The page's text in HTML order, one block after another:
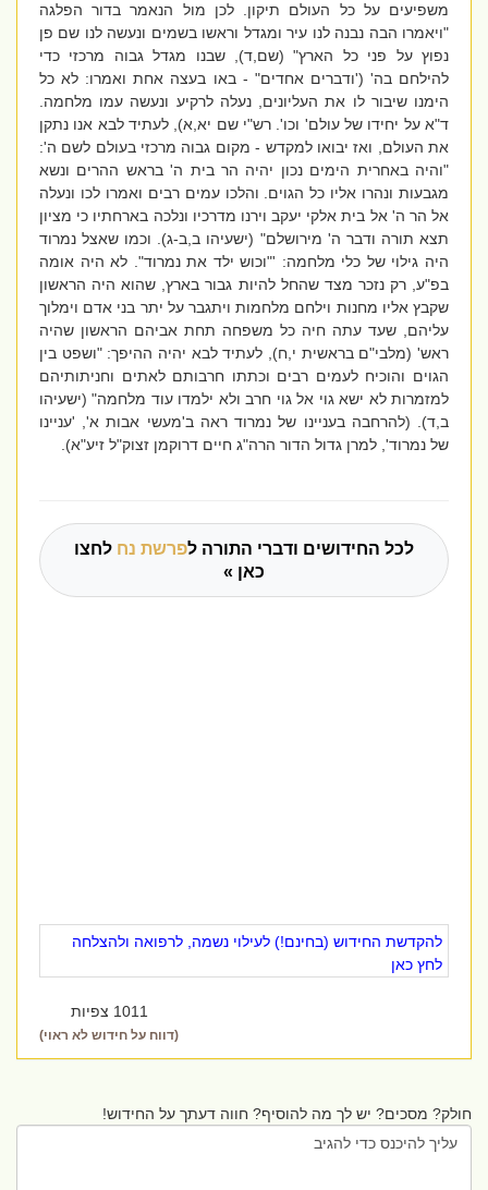
משפיעים על כל העולם תיקון. לכן מול הנאמר בדור הפלגה
"ויאמרו הבה נבנה לנו עיר ומגדל וראשו בשמים ונעשה לנו שם פן
נפוץ על פני כל הארץ" (שם,ד), שבנו מגדל גבוה מרכזי כדי
להילחם בה' ('ודברים אחדים" - באו בעצה אחת ואמרו: לא כל
הימנו שיבור לו את העליונים, נעלה לרקיע ונעשה עמו מלחמה.
ד"א על יחידו של עולם' וכו'. רש"י שם יא,א), לעתיד לבא אנו נתקן
את העולם, ואז יבואו למקדש - מקום גבוה מרכזי בעולם לשם ה':
"והיה באחרית הימים נכון יהיה הר בית ה' בראש ההרים ונשא
מגבעות ונהרו אליו כל הגוים. והלכו עמים רבים ואמרו לכו ונעלה
אל הר ה' אל בית אלקי יעקב וירנו מדרכיו ונלכה בארחתיו כי מציון
תצא תורה ודבר ה' מירושלם" (ישעיהו ב,ב-ג). וכמו שאצל נמרוד
היה גילוי של כלי מלחמה: '"וכוש ילד את נמרוד". לא היה אומה
בפ"ע, רק נזכר מצד שהחל להיות גבור בארץ, שהוא היה הראשון
שקבץ אליו מחנות וילחם מלחמות ויתגבר על יתר בני אדם וימלוך
עליהם, שעד עתה חיה כל משפחה תחת אביהם הראשון שהיה
ראש' (מלבי"ם בראשית י,ח), לעתיד לבא יהיה ההיפך: "ושפט בין
הגוים והוכיח לעמים רבים וכתתו חרבותם לאתים וחניתותיהם
למזמרות לא ישא גוי אל גוי חרב ולא ילמדו עוד מלחמה" (ישעיהו
ב,ד). (להרחבה בעניינו של נמרוד ראה ב'מעשי אבות א', 'עניינו
של נמרוד', למרן גדול הדור הרה"ג חיים דרוקמן זצוק"ל זיע"א).
לכל החידושים ודברי התורה לפרשת נחלחצו
כאן »
להקדשת החידוש (בחינם!) לעילוי נשמה, לרפואה ולהצלחה
לחץ כאן
1011 צפיות
(דווח על חידוש לא ראוי)
חולק? מסכים? יש לך מה להוסיף? חווה דעתך על החידוש!